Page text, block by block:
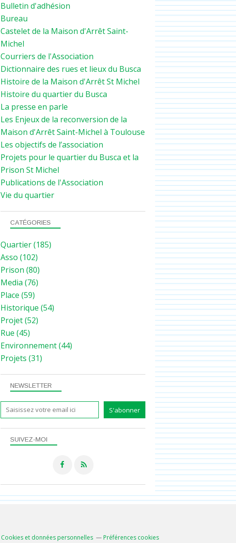
NEWSLETTER
SUIVEZ-MOI
Bulletin d'adhésion
Bureau
Castelet de la Maison d'Arrêt Saint-
Michel
Courriers de l'Association
Dictionnaire des rues et lieux du Busca
Histoire de la Maison d'Arrêt St Michel
Histoire du quartier du Busca
La presse en parle
Les Enjeux de la reconversion de la
Maison d'Arrêt Saint-Michel à Toulouse
Les objectifs de l’association
Projets pour le quartier du Busca et la
Prison St Michel
Publications de l'Association
Vie du quartier
CATÉGORIES
Quartier(185)
Asso (102)
Prison (80)
Media (76)
Place (59)
Historique (54)
Projet(52)
Rue (45)
Environnement(44)
Projets (31)
Cookies et données personnelles Préférences cookies